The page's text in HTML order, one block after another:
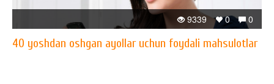
0
0
9339
40 yoshdan oshgan ayollar uchun foydali mahsulotlar